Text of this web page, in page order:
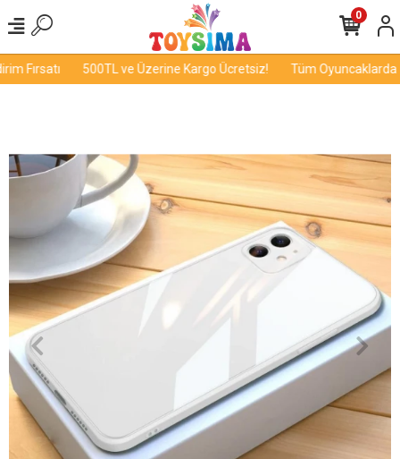
Fırsatı 500TL ve Üzerine Kargo Ücretsiz! Tüm Oyuncaklarda
0